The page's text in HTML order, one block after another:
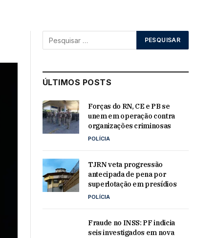
ÚLTIMOS POSTS
Forças do RN, CE e PB se
unem em operação contra
organizações criminosas
POLÍCIA
TJRN veta progressão
antecipada de pena por
superlotação em presídios
POLÍCIA
Fraude no INSS: PF indicia
seis investigados em nova